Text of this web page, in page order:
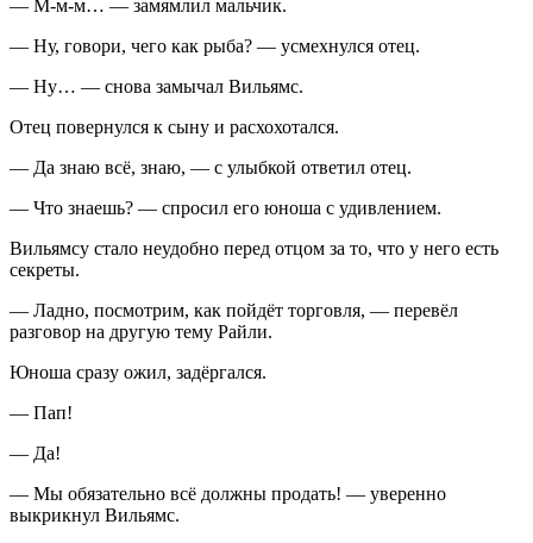
— М-м-м… — замямлил мальчик.
— Ну, говори, чего как рыба? — усмехнулся отец.
— Ну… — снова замычал Вильямс.
Отец повернулся к сыну и расхохотался.
— Да знаю всё, знаю, — с улыбкой ответил отец.
— Что знаешь? — спросил его юноша с удивлением.
Вильямсу стало неудобно перед отцом за то, что у него есть
секреты.
— Ладно, посмотрим, как пойдёт торговля, — перевёл
разговор на другую тему Райли.
Юноша сразу ожил, задёргался.
— Пап!
— Да!
— Мы обязательно всё должны продать! — уверенно
выкрикнул Вильямс.